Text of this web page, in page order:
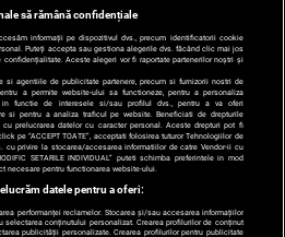
să rămână confidențiale
informații pe dispozitivul dvs., precum identificatorii cookie
Puteți accepta sau gestiona alegerile dvs. făcând clic mai jos
Aceste alegeri vor fi raportate partenerilor noștri și
si agentiile de publicitate partenere, precum si furnizorii nostri de
a permite website-ului sa functioneze, pentru a personaliza
in functie de interesele si/sau profilul dvs., pentru a va oferi
si pentru a analiza traficul pe website. Beneficiati de drepturile
cu prelucrarea datelor cu caracter personal. Aceste drepturi pot fi
click pe “ACCEPT TOATE”, acceptati folosirea tuturor Tehnologiilor de
privire la stocarea/accesarea informatiilor de catre Vendor-ii cu
SETARILE INDIVIDUAL” puteti schimba preferintele in mod
necesare pentru functionarea website-ului.
datele pentru a oferi:
performanței reclamelor. Stocarea și/sau accesarea informațiilor
selectarea conținutului personalizat. Crearea profilurilor de conținut
publicității personalizate. Crearea profilurilor pentru publicitate